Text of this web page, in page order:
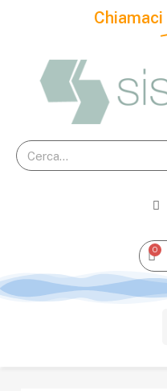
Chiamaci